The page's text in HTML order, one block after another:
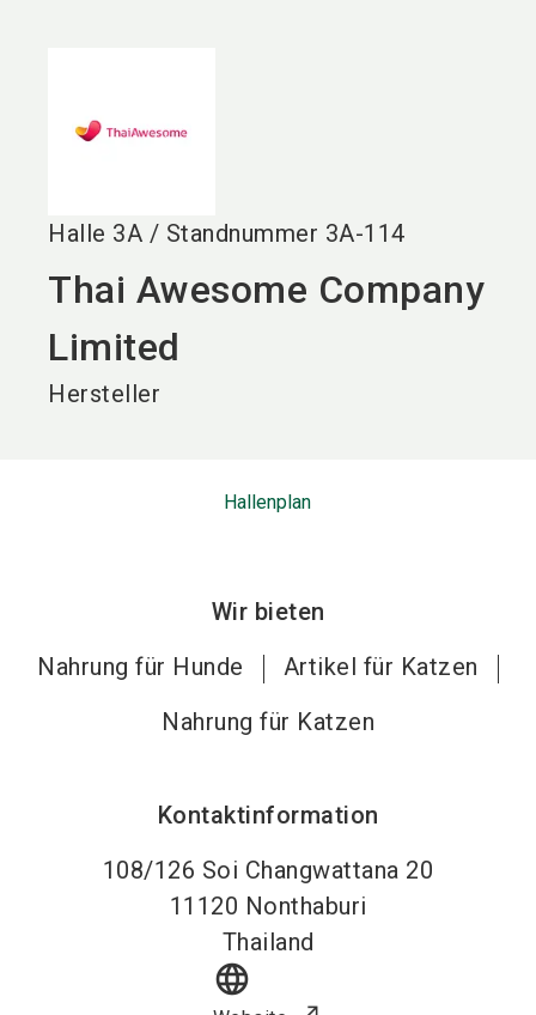
Halle 3A / Standnummer 3A-114
Thai Awesome Company
Limited
Hersteller
Hallenplan
Wir bieten
Nahrung für Hunde
Artikel für Katzen
Nahrung für Katzen
Kontaktinformation
108/126 Soi Changwattana 20
11120 Nonthaburi
Thailand
language